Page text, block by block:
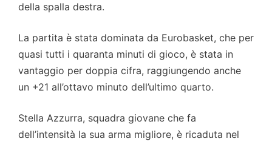
della spalla destra.
La partita è stata dominata da Eurobasket, che per
quasi tutti i quaranta minuti di gioco, è stata in
vantaggio per doppia cifra, raggiungendo anche
un +21 all’ottavo minuto dell’ultimo quarto.
Stella Azzurra, squadra giovane che fa
dell’intensità la sua arma migliore, è ricaduta nel